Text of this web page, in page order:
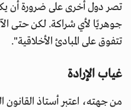
تصر دول أخرى على ضرورة أن
جوهريًا لأي شراكة. لكن حتى
تتفوق على المبادئ الأخلاقية".
غياب الإرادة
من جهته، اعتبر أستاذ